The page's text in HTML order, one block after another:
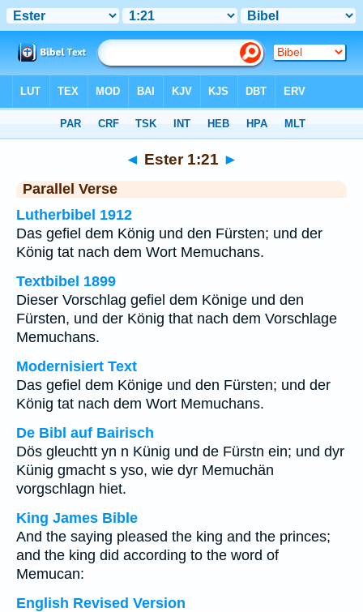
◄ Ester 1:21 ►
Parallel Verse
Lutherbibel 1912
Das gefiel dem König und den Fürsten; und der
König tat nach dem Wort Memuchans.
Textbibel 1899
Dieser Vorschlag gefiel dem Könige und den
Fürsten, und der König that nach dem Vorschlage
Memuchans.
Modernisiert Text
Das gefiel dem Könige und den Fürsten; und der
König tat nach dem Wort Memuchans.
De Bibl auf Bairisch
Dös gleuchtt yn n Künig und de Fürstn ein; und dyr
Künig gmacht s yso, wie dyr Memuchän
vorgschlagn hiet.
King James Bible
And the saying pleased the king and the princes;
and the king did according to the word of
Memucan:
English Revised Version